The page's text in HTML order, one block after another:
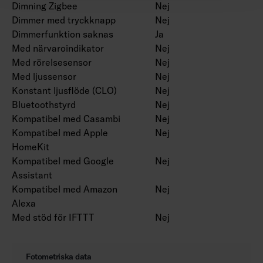
Dimning Zigbee
Nej
Dimmer med tryckknapp
Nej
Dimmerfunktion saknas
Ja
Med närvaroindikator
Nej
Med rörelsesensor
Nej
Med ljussensor
Nej
Konstant ljusflöde (CLO)
Nej
Bluetoothstyrd
Nej
Kompatibel med Casambi
Nej
Kompatibel med Apple
HomeKit
Nej
Kompatibel med Google
Assistant
Nej
Kompatibel med Amazon
Alexa
Nej
Med stöd för IFTTT Nej
Fotometriska data